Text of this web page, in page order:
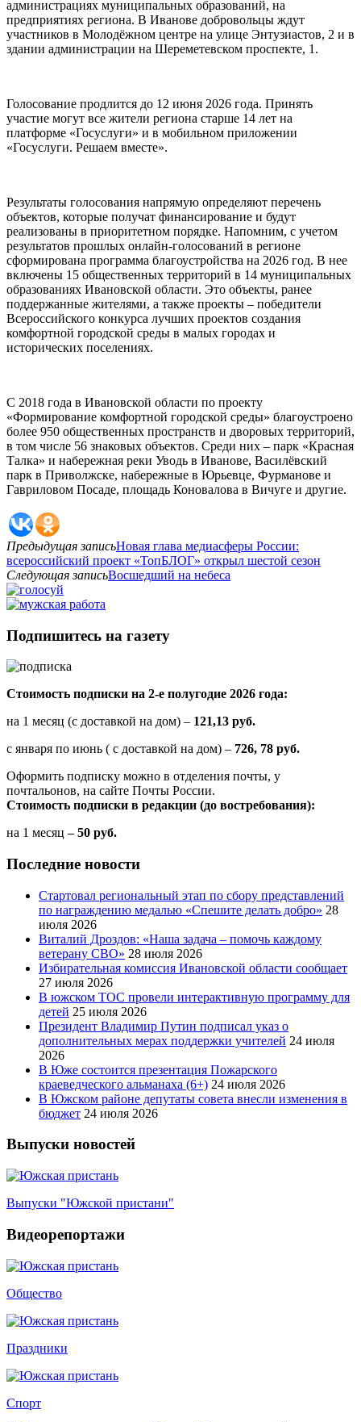
администрациях муниципальных образований, на
предприятиях региона. В Иванове добровольцы ждут
участников в Молодёжном центре на улице Энтузиастов, 2 и в
здании администрации на Шереметевском проспекте, 1.
Голосование продлится до 12 июня 2026 года. Принять
участие могут все жители региона старше 14 лет на
платформе «Госуслуги» и в мобильном приложении
«Госуслуги. Решаем вместе».
Результаты голосования напрямую определяют перечень
объектов, которые получат финансирование и будут
реализованы в приоритетном порядке. Напомним, с учетом
результатов прошлых онлайн-голосований в регионе
сформирована программа благоустройства на 2026 год. В нее
включены 15 общественных территорий в 14 муниципальных
образованиях Ивановской области. Это объекты, ранее
поддержанные жителями, а также проекты – победители
Всероссийского конкурса лучших проектов создания
комфортной городской среды в малых городах и
исторических поселениях.
С 2018 года в Ивановской области по проекту
«Формирование комфортной городской среды» благоустроено
более 950 общественных пространств и дворовых территорий,
в том числе 56 знаковых объектов. Среди них – парк «Красная
Талка» и набережная реки Уводь в Иванове, Василёвский
парк в Приволжске, набережные в Юрьевце, Фурманове и
Гавриловом Посаде, площадь Коновалова в Вичуге и другие.
Предыдущая записьНовая глава медиасферы России:
всероссийский проект «ТопБЛОГ» открыл шестой сезон
Следующая записьВосшедший на небеса
Подпишитесь на газету
Стоимость подписки на 2-е полугодие 2026 года:
на 1 месяц (с доставкой на дом) – 121,13 руб.
с января по июнь ( с доставкой на дом) – 726, 78 руб.
Оформить подписку можно в отделения почты, у
почтальонов, на сайте Почты России.
Стоимость подписки в редакции (до востребования):
на 1 месяц – 50 руб.
Последние новости
Стартовал региональный этап по сбору представлений
по награждению медалью «Спешите делать добро» 28
июля 2026
Виталий Дроздов: «Наша задача – помочь каждому
ветерану СВО» 28 июля 2026
Избирательная комиссия Ивановской области сообщает
27 июля 2026
В южском ТОС провели интерактивную программу для
детей 25 июля 2026
Президент Владимир Путин подписал указ о
дополнительных мерах поддержки учителей 24 июля
2026
В Юже состоится презентация Пожарского
краеведческого альманаха (6+) 24 июля 2026
В Южском районе депутаты совета внесли изменения в
бюджет 24 июля 2026
Выпуски новостей
Выпуски "Южской пристани"
Видеорепортажи
Общество
Праздники
Спорт